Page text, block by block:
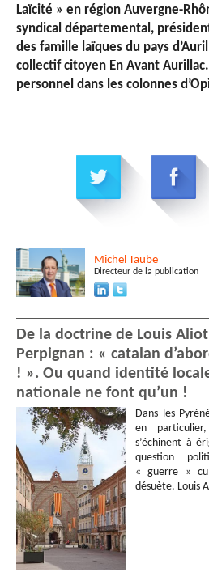
Laïcité » en région Auvergne-
syndical départemental,
des famille laïques du pays
collectif citoyen En Avant
personnel dans les colonnes
Michel Taube
Directeur de la publication
De la doctrine de Louis
Perpignan : « catalan
! ». Ou quand identité
nationale ne font qu’un !
Dans les
en
s’échinent à
question
« guerre »
désuète. Louis